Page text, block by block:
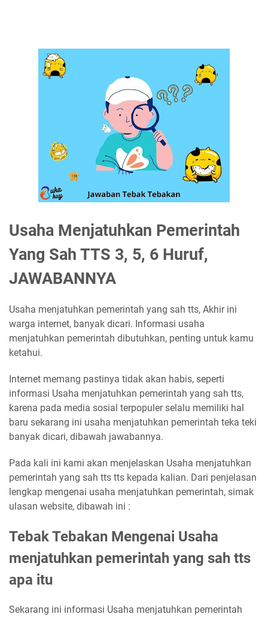
Usaha Menjatuhkan Pemerintah
Yang Sah TTS 3, 5, 6 Huruf,
JAWABANNYA
Usaha menjatuhkan pemerintah yang sah tts, Akhir ini
warga internet, banyak dicari. Informasi usaha
menjatuhkan pemerintah dibutuhkan, penting untuk kamu
ketahui.
Internet memang pastinya tidak akan habis, seperti
informasi Usaha menjatuhkan pemerintah yang sah tts,
karena pada media sosial terpopuler selalu memiliki hal
baru sekarang ini usaha menjatuhkan pemerintah teka teki
banyak dicari, dibawah jawabannya.
Pada kali ini kami akan menjelaskan Usaha menjatuhkan
pemerintah yang sah tts tts kepada kalian. Dari penjelasan
lengkap mengenai usaha menjatuhkan pemerintah, simak
ulasan website, dibawah ini :
Tebak Tebakan Mengenai Usaha
menjatuhkan pemerintah yang sah tts
apa itu
Sekarang ini informasi Usaha menjatuhkan pemerintah